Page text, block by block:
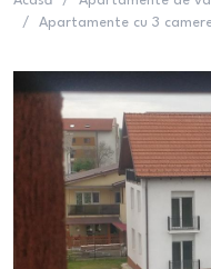
/
Apartamente cu 3